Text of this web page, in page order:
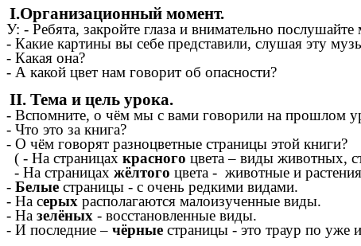
I.Организационный момент.
У: - Ребята, закройте глаза и внимательно послушайте
- Какие картины вы себе представили, слушая эту
- Какая она?
- А какой цвет нам говорит об опасности?
II. Тема и цель урока.
- Вспомните, о чём мы с вами говорили на прошлом
- Что это за книга?
- О чём говорят разноцветные страницы этой книги?
( - На страницах красного цвета – виды животных,
- На страницах жёлтого цвета - животные и
- Белыестраницы - с очень редкими видами.
- На серыхрасполагаются малоизученные виды.
- На зелёных - восстановленные виды.
- И последние – чёрные страницы - это траур по уже